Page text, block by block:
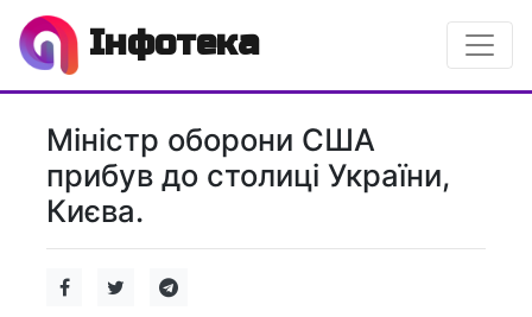
Інфотека
Міністр оборони США
прибув до столиці України,
Києва.